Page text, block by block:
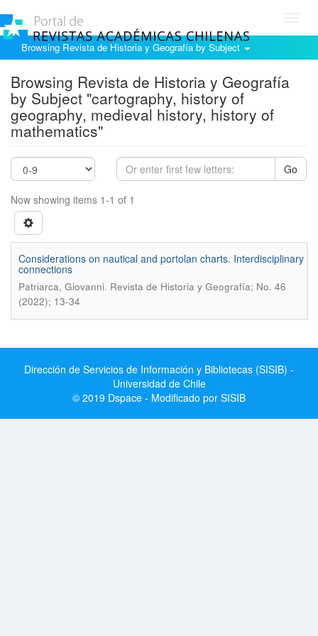
Browsing Revista de Historia y Geografía by Subject
Browsing Revista de Historia y Geografía
by Subject "cartography, history of
geography, medieval history, history of
mathematics"
Go
Now showing items 1-1 of 1
Considerations on nautical and portolan charts. Interdisciplinary
connections
Patriarca, Giovanni. Revista de Historia y Geografí­a; No. 46
(2022); 13-34
Dirección de Servicios de Información y Bibliotecas (SISIB) -
Universidad de Chile
© 2019 Dspace - Modificado por SISIB